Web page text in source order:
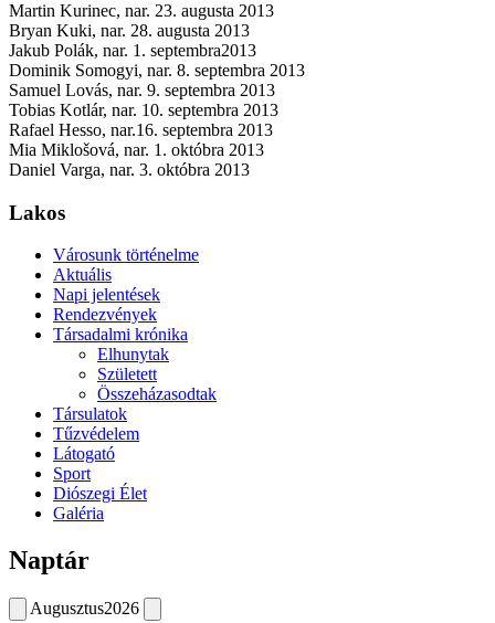
Martin Kurinec, nar. 23. augusta 2013
Bryan Kuki, nar. 28. augusta 2013
Jakub Polák, nar. 1. septembra2013
Dominik Somogyi, nar. 8. septembra 2013
Samuel Lovás, nar. 9. septembra 2013
Tobias Kotlár, nar. 10. septembra 2013
Rafael Hesso, nar.16. septembra 2013
Mia Miklošová, nar. 1. októbra 2013
Daniel Varga, nar. 3. októbra 2013
Lakos
Városunk történelme
Aktuális
Napi jelentések
Rendezvények
Társadalmi krónika
Elhunytak
Született
Összeházasodtak
Társulatok
Tűzvédelem
Látogató
Sport
Diószegi Élet
Galéria
Naptár
Augusztus2026